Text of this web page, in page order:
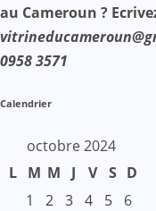
au Cameroun ?
0958 3571
Calendrier
octobre 2024
L
M M J V S D
1
2 3 4 5
6